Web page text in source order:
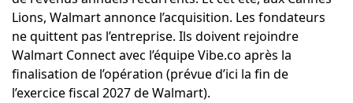
Lions, Walmart annonce l’acquisition. Les fondateurs
ne quittent pas l’entreprise. Ils doivent rejoindre
Walmart Connect avec l’équipe Vibe.co après la
finalisation de l’opération (prévue d’ici la fin de
l’exercice fiscal 2027 de Walmart).